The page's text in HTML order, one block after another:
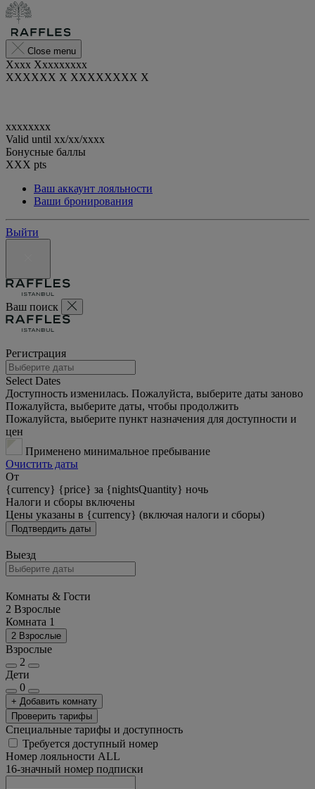
Close menu
Xxxx Xxxxxxxxx
XXXXXX X XXXXXXXX X
xxxxxxxx
Valid until xx/xx/xxxx
Бонусные баллы
XXX pts
Ваш аккаунт лояльности
Ваши бронирования
Выйти
Ваш поиск
Регистрация
Select Dates
Доступность изменилась. Пожалуйста, выберите даты заново
Пожалуйста, выберите даты, чтобы продолжить
Пожалуйста, выберите пункт назначения для доступности и
цен
Применено минимальное пребывание
Очистить даты
От
{currency} {price} за {nightsQuantity} ночь
Налоги и сборы включены
Цены указаны в {currency} (включая налоги и сборы)
Подтвердить даты
Выезд
Комнаты & Гости
2 Взрослые
Комната 1
2 Взрослые
Взрослые
2
Дети
0
+ Добавить комнату
Проверить тарифы
Специальные тарифы и доступность
Требуется доступный номер
Номер лояльности ALL
16-значный номер подписки